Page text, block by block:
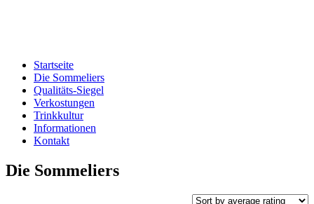
Startseite
Die Sommeliers
Qualitäts-Siegel
Verkostungen
Trinkkultur
Informationen
Kontakt
Die Sommeliers